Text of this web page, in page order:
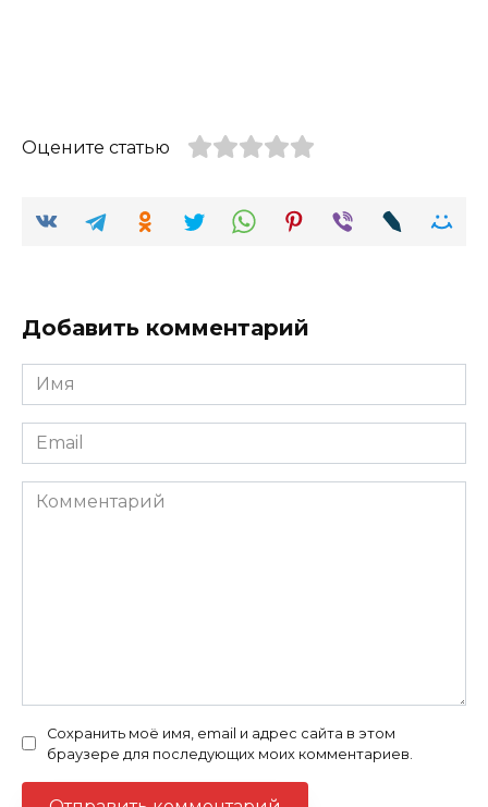
Оцените статью
Добавить комментарий
Имя
Email
Комментарий
Сохранить моё имя, email и адрес сайта в этом
браузере для последующих моих комментариев.